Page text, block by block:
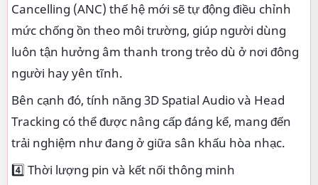
Cancelling (ANC) thế hệ mới sẽ tự động điều chỉnh
mức chống ồn theo môi trường, giúp người dùng
luôn tận hưởng âm thanh trong trẻo dù ở nơi đông
người hay yên tĩnh.
Bên cạnh đó, tính năng 3D Spatial Audio và Head
Tracking có thể được nâng cấp đáng kể, mang đến
trải nghiệm như đang ở giữa sân khấu hòa nhạc.
4️⃣ Thời lượng pin và kết nối thông minh